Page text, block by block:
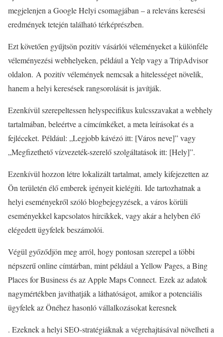
megjelenjen a Google Helyi csomagjában – a releváns keresési
eredmények tetején található térképrészben.
Ezt követően gyűjtsön pozitív vásárlói véleményeket a különféle
véleményezési webhelyeken, például a Yelp vagy a TripAdvisor
oldalon. A pozitív vélemények nemcsak a hitelességet növelik,
hanem a helyi keresések rangsorolását is javítják.
Ezenkívül szerepeltessen helyspecifikus kulcsszavakat a webhely
tartalmában, beleértve a címcímkéket, a meta leírásokat és a
fejléceket. Például: „Legjobb kávézó itt: [Város neve]” vagy
„Megfizethető vízvezeték-szerelő szolgáltatások itt: [Hely]”.
Ezenkívül hozzon létre lokalizált tartalmat, amely kifejezetten az
Ön területén élő emberek igényeit kielégíti. Ide tartozhatnak a
helyi eseményekről szóló blogbejegyzések, a város körüli
eseményekkel kapcsolatos hírcikkek, vagy akár a helyben élő
elégedett ügyfelek beszámolói.
Végül győződjön meg arról, hogy pontosan szerepel a többi
népszerű online címtárban, mint például a Yellow Pages, a Bing
Places for Business és az Apple Maps Connect. Ezek az adatok
nagymértékben javíthatják a láthatóságot, amikor a potenciális
ügyfelek az Önéhez hasonló vállalkozásokat keresnek
. Ezeknek a helyi SEO-stratégiáknak a végrehajtásával növelheti a